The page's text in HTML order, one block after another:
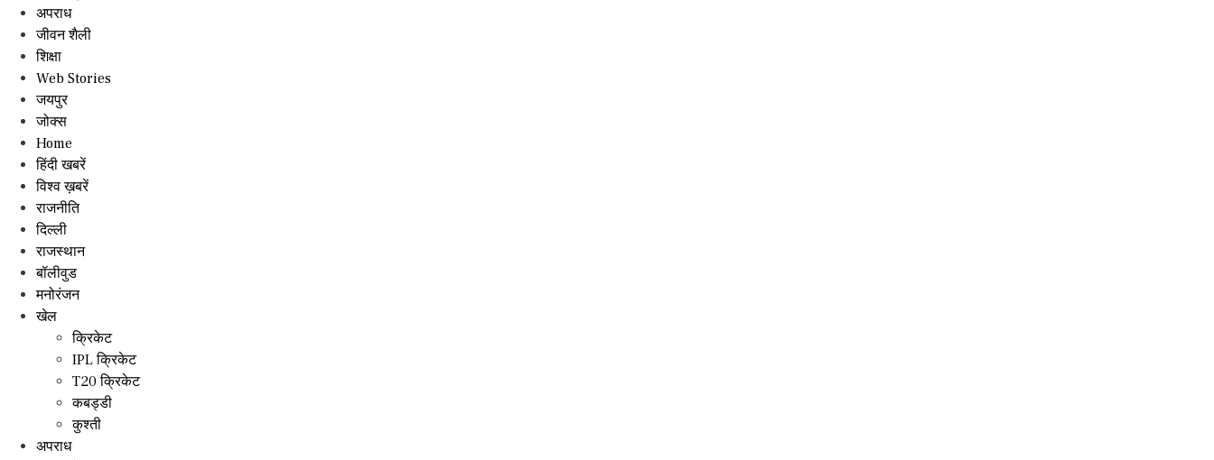
अपराध
जीवन शैली
शिक्षा
Web Stories
जयपुर
जोक्स
Home
हिंदी खबरें
विश्व ख़बरें
राजनीति
दिल्ली
राजस्थान
बॉलीवुड
मनोरंजन
खेल
क्रिकेट
IPL क्रिकेट
T20 क्रिकेट
कबड्डी
कुश्ती
अपराध